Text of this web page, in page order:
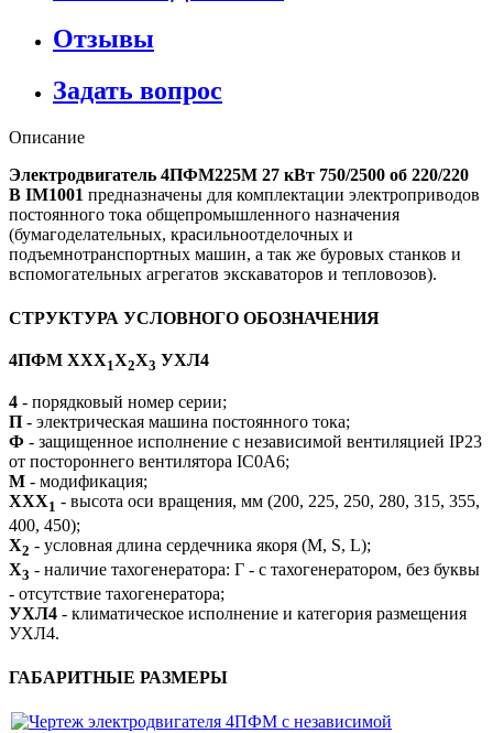
Отзывы
Задать вопрос
Описание
Электродвигатель 4ПФМ225М 27 кВт 750/2500 об 220/220
В IM1001 предназначены для комплектации электроприводов
постоянного тока общепромышленного назначения
(бумагоделательных, красильноотделочных и
подъемнотранспортных машин, а так же буровых станков и
вспомогательных агрегатов экскаваторов и тепловозов).
СТРУКТУРА УСЛОВНОГО ОБОЗНАЧЕНИЯ
4ПФМ ХХХ1Х2Х3 УХЛ4
4 - порядковый номер серии;
П - электрическая машина постоянного тока;
Ф - защищенное исполнение с независимой вентиляцией IP23
от постороннего вентилятора IC0A6;
М - модификация;
ХXХ1 - высота оси вращения, мм (200, 225, 250, 280, 315, 355,
400, 450);
X2 - условная длина сердечника якоря (M, S, L);
X3 - наличие тахогенератора: Г - с тахогенератором, без буквы
- отсутствие тахогенератора;
УХЛ4 - климатическое исполнение и категория размещения
УХЛ4.
ГАБАРИТНЫЕ РАЗМЕРЫ